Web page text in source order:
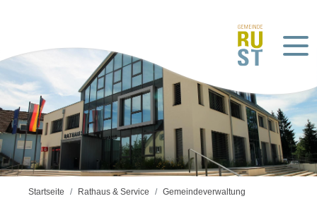
Startseite Rathaus & Service
Gemeindeverwaltung